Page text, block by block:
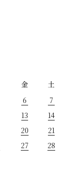
金
土
6
7
13
14
20
21
27
28